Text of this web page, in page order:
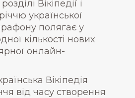
Вікіпедії і
української
полягає у
кількості нових
онлайн-
Вікіпедія
від часу створення